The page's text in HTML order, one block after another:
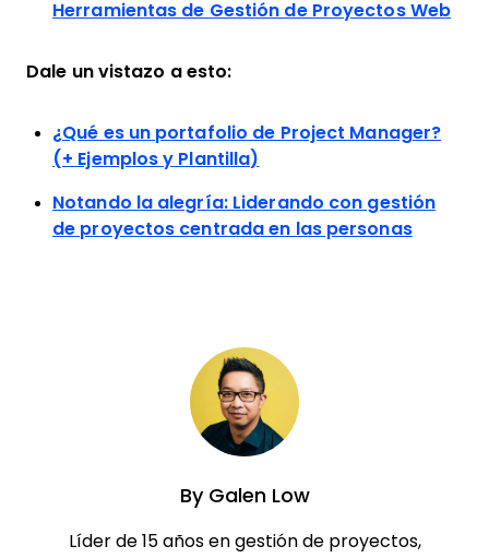
Herramientas de Gestión de Proyectos Web
Dale un vistazo a esto:
¿Qué es un portafolio de Project Manager?
(+ Ejemplos y Plantilla)
Notando la alegría: Liderando con gestión
de proyectos centrada en las personas
ByGalen Low
Líder de 15 años en gestión de proyectos,